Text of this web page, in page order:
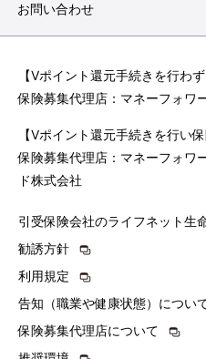
お問い合わせ
【Vポイント還元手続きを行わ
保険募集代理店：マネーフォワ
【Vポイント還元手続きを行い
保険募集代理店：マネーフォワ
ド株式会社
引受保険会社のライフネット生
勧誘方針
利用規定
告知（職業や健康状態）につい
保険募集代理店について